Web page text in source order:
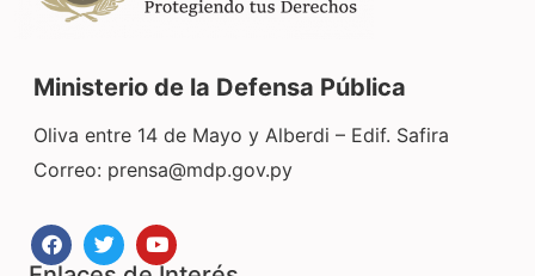
Ministerio de la Defensa Pública
Oliva entre 14 de Mayo y Alberdi – Edif. Safira
Correo: prensa@mdp.gov.py